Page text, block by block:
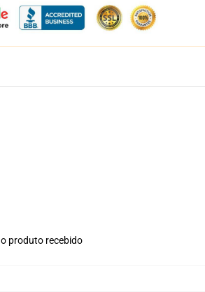
produto recebido